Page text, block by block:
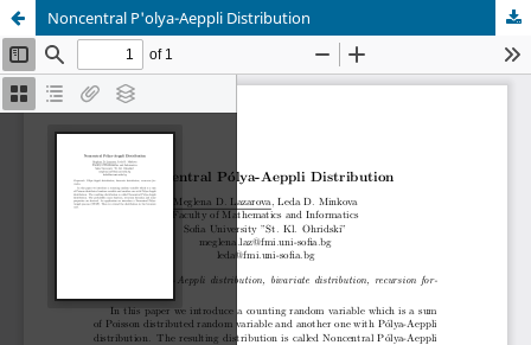
Noncentral P'olya-Aeppli Distribution